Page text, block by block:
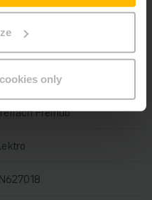
only
h
mm
Freihub